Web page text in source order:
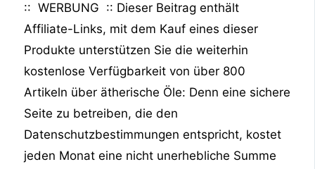
:: WERBUNG :: Dieser Beitrag enthält
Affiliate-Links, mit dem Kauf eines dieser
Produkte unterstützen Sie die weiterhin
kostenlose Verfügbarkeit von über 800
Artikeln über ätherische Öle: Denn eine sichere
Seite zu betreiben, die den
Datenschutzbestimmungen entspricht, kostet
jeden Monat eine nicht unerhebliche Summe